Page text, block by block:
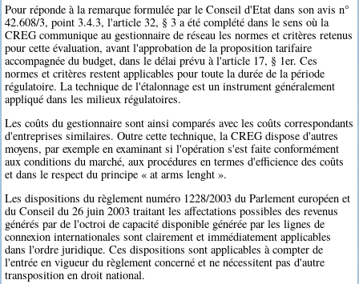
Pour réponde à la remarque formulée par le Conseil d'Etat dans son avis n°
42.608/3, point 3.4.3, l'article 32, § 3 a été complété dans le sens où la
CREG communique au gestionnaire de réseau les normes et critères retenus
pour cette évaluation, avant l'approbation de la proposition tarifaire
accompagnée du budget, dans le délai prévu à l'article 17, § 1er. Ces
normes et critères restent applicables pour toute la durée de la période
régulatoire. La technique de l'étalonnage est un instrument généralement
appliqué dans les milieux régulatoires.
Les coûts du gestionnaire sont ainsi comparés avec les coûts correspondants
d'entreprises similaires. Outre cette technique, la CREG dispose d'autres
moyens, par exemple en examinant si l'opération s'est faite conformément
aux conditions du marché, aux procédures en termes d'efficience des coûts
et dans le respect du principe « at arms lenght ».
Les dispositions du règlement numéro 1228/2003 du Parlement européen et
du Conseil du 26 juin 2003 traitant les affectations possibles des revenus
générés par de l'octroi de capacité disponible générée par les lignes de
connexion internationales sont clairement et immédiatement applicables
dans l'ordre juridique. Ces dispositions sont applicables à compter de
l'entrée en vigueur du règlement concerné et ne nécessitent pas d'autre
transposition en droit national.